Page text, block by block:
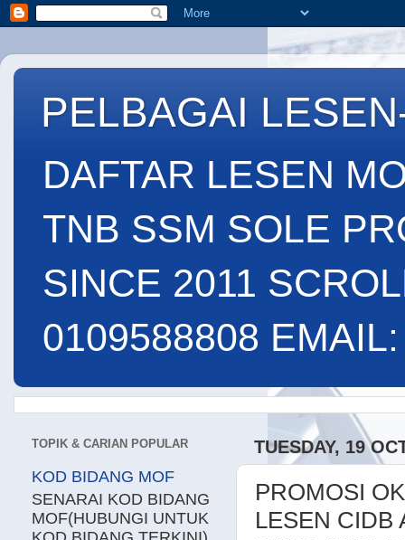
PELBAGAI
DAFTAR LESEN
TNB SSM SOLE
SINCE 2011
0109588808
TUESDAY, 19
PROMOSI
LESEN CIDB
TOPIK & CARIAN POPULAR
KOD BIDANG MOF
SENARAI KOD BIDANG
MOF(HUBUNGI UNTUK